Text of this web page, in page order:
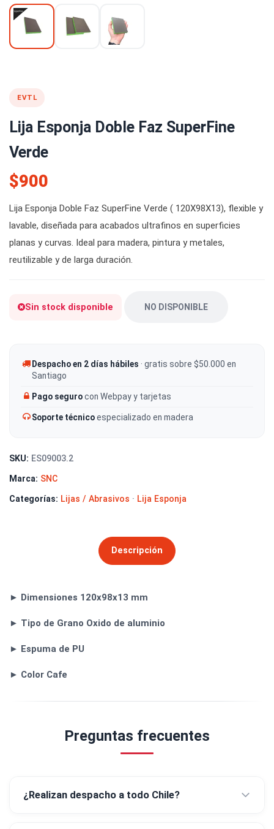
EVTL
Lija Esponja Doble Faz SuperFine
Verde
$900
Lija Esponja Doble Faz SuperFine Verde ( 120X98X13), flexible y
lavable, diseñada para acabados ultrafinos en superficies
planas y curvas. Ideal para madera, pintura y metales,
reutilizable y de larga duración.
Sin stock disponible NO DISPONIBLE
Despacho en 2 días hábiles · gratis sobre $50.000 en
Santiago
Pago segurocon Webpay y tarjetas
Soporte técnicoespecializado en madera
SKU: ES09003.2
Marca: SNC
Categorías: Lijas / Abrasivos · Lija Esponja
Descripción
► Dimensiones 120x98x13 mm
► Tipo de Grano Oxido de aluminio
► Espuma de PU
► Color Cafe
Preguntas frecuentes
¿Realizan despacho a todo Chile?